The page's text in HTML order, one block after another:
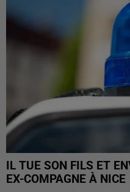
IL TUE SON FILS ET
EX-COMPAGNE À NICE